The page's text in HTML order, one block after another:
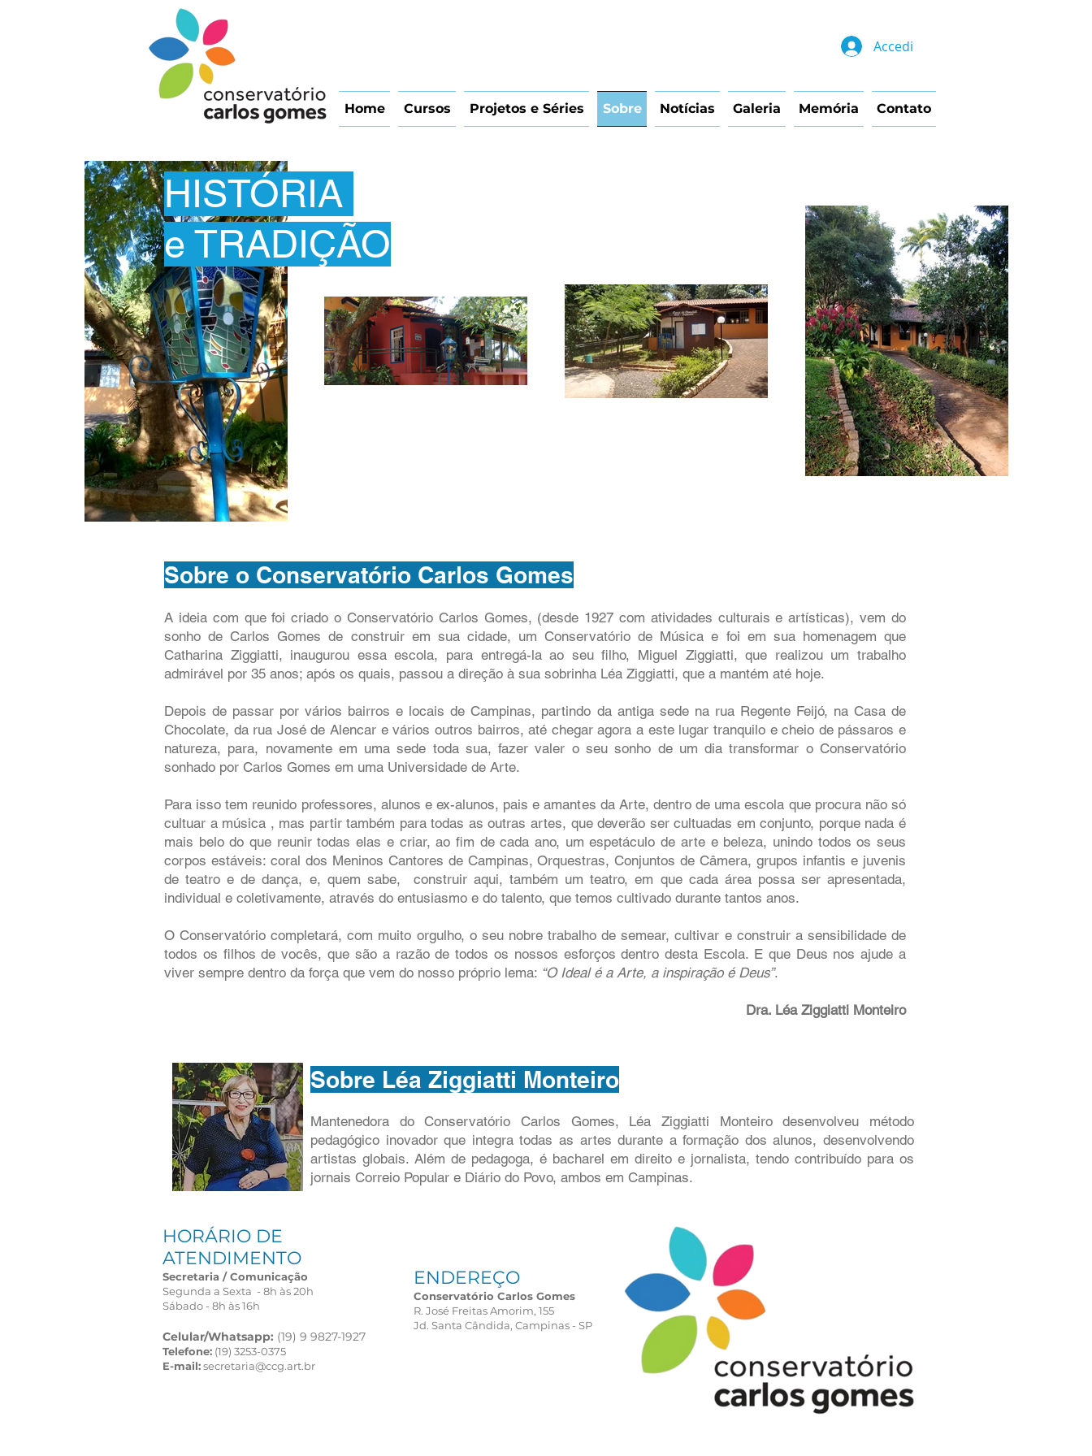
Accedi
Home Cursos Projetos e Séries Sobre Notícias Galeria Memória Contato
HISTÓRIA
e TRADIÇÃO
Sobre o Conservatório Carlos Gomes
A ideia com que foi criado o Conservatório Carlos Gomes, (desde 1927 com atividades culturais e artísticas), vem do
sonho de Carlos Gomes de construir em sua cidade, um Conservatório de Música e foi em sua homenagem que
Catharina Ziggiatti, inaugurou essa escola, para entregá-la ao seu filho, Miguel Ziggiatti, que realizou um trabalho
admirável por 35 anos; após os quais, passou a direção à sua sobrinha Léa Ziggiatti, que a mantém até hoje.
Depois de passar por vários bairros e locais de Campinas, partindo da antiga sede na rua Regente Feijó, na Casa de
Chocolate, da rua José de Alencar e vários outros bairros, até chegar agora a este lugar tranquilo e cheio de pássaros e
natureza, para, novamente em uma sede toda sua, fazer valer o seu sonho de um dia transformar o Conservatório
sonhado por Carlos Gomes em uma Universidade de Arte.
Para isso tem reunido professores, alunos e ex-alunos, pais e amantes da Arte, dentro de uma escola que procura não só
cultuar a música , mas partir também para todas as outras artes, que deverão ser cultuadas em conjunto, porque nada é
mais belo do que reunir todas elas e criar, ao fim de cada ano, um espetáculo de arte e beleza, unindo todos os seus
corpos estáveis: coral dos Meninos Cantores de Campinas, Orquestras, Conjuntos de Câmera, grupos infantis e juvenis
de teatro e de dança, e, quem sabe, construir aqui, também um teatro, em que cada área possa ser apresentada,
individual e coletivamente, através do entusiasmo e do talento, que temos cultivado durante tantos anos.
O Conservatório completará, com muito orgulho, o seu nobre trabalho de semear, cultivar e construir a sensibilidade de
todos os filhos de vocês, que são a razão de todos os nossos esforços dentro desta Escola. E que Deus nos ajude a
viver sempre dentro da força que vem do nosso próprio lema: “O Ideal é a Arte, a inspiração é Deus”.
Dra. Léa Ziggiatti Monteiro
Sobre Léa Ziggiatti Monteiro
Mantenedora do Conservatório Carlos Gomes, Léa Ziggiatti Monteiro desenvolveu método
pedagógico inovador que integra todas as artes durante a formação dos alunos, desenvolvendo
artistas globais. Além de pedagoga, é bacharel em direito e jornalista, tendo contribuído para os
jornais Correio Popular e Diário do Povo, ambos em Campinas.
HORÁRIO DE
ATENDIMENTO
Secretaria / Comunicação
Segunda a Sexta - 8h às 20h
Sábado - 8h às 16h
Celular/Whatsapp: (19) 9 9827-1927
Telefone: (19) 3253-0375
E-mail:secretaria@ccg.art.br
ENDEREÇO
Conservatório Carlos Gomes
R. José Freitas Amorim, 155
Jd. Santa Cândida, Campinas - SP